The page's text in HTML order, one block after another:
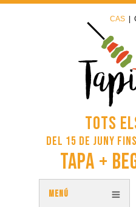
CAS
Tots
del 15 de juny
Tapa +
MENÚ